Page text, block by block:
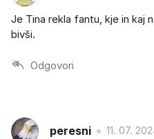
Je Tina rekla fantu, kje in kaj
bivši.
Odgovori
peresni 11. 07.